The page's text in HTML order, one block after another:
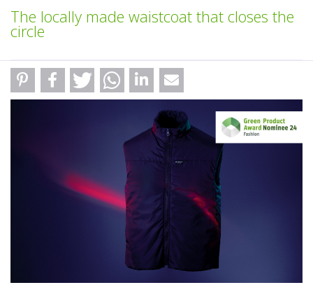
The locally made waistcoat that closes the
circle